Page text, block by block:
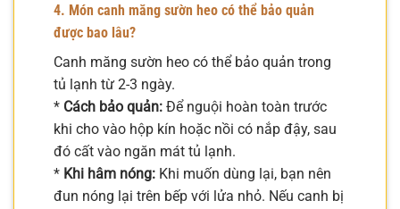
4. Món canh măng sườn heo có thể bảo quản
được bao lâu?
Canh măng sườn heo có thể bảo quản trong
tủ lạnh từ 2-3 ngày.
* Cách bảo quản: Để nguội hoàn toàn trước
khi cho vào hộp kín hoặc nồi có nắp đậy, sau
đó cất vào ngăn mát tủ lạnh.
* Khi hâm nóng: Khi muốn dùng lại, bạn nên
đun nóng lại trên bếp với lửa nhỏ. Nếu canh bị